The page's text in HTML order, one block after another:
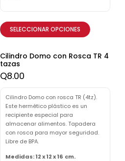
SELECCIONAR OPCIONES
Cilindro Domo con Rosca TR 4
tazas
Q8.00
Cilindro Domo con rosca TR (4tz).
Este hermético plástico es un
recipiente especial para
almacenar alimentos. Tapadera
con rosca para mayor seguridad.
Libre de BPA.
Medidas: 12 x 12 x 16 cm.